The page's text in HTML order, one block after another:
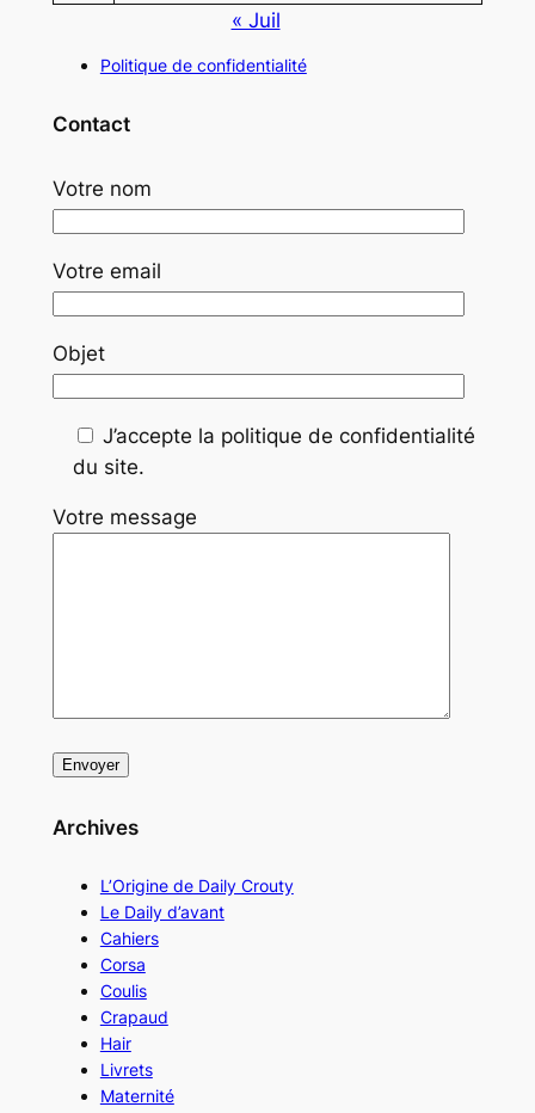
« Juil
Politique de confidentialité
Contact
Votre nom
Votre email
Objet
J’accepte la politique de confidentialité
du site.
Votre message
Archives
L’Origine de Daily Crouty
Le Daily d’avant
Cahiers
Corsa
Coulis
Crapaud
Hair
Livrets
Maternité